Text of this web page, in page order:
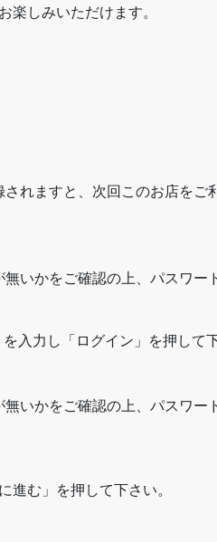
楽しみいただけます。
れますと、次回このお店を
いかをご確認の上、パスワー
入力し「ログイン」を押して下
いかをご確認の上、パスワー
む」を押して下さい。